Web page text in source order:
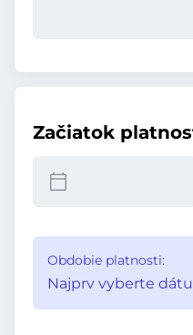
Začiatok
Obdobie platnosti:
Najprv vyberte